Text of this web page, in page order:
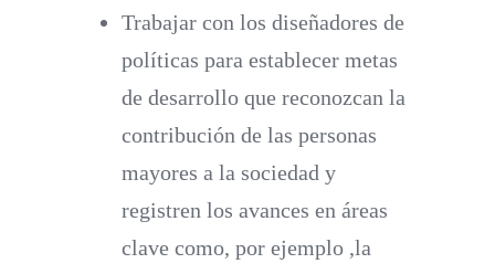
Trabajar con los diseñadores de
políticas para establecer metas
de desarrollo que reconozcan la
contribución de las personas
mayores a la sociedad y
registren los avances en áreas
clave como, por ejemplo ,la